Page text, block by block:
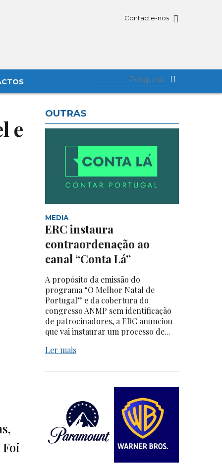
Contacte-nos
e
OUTRAS
MEDIA
ERC instaura
contraordenação ao
canal “Conta Lá”
A propósito da emissão do
programa “O Melhor Natal de
Portugal” e da cobertura do
congresso ANMP sem identificação
de patrocinadores, a ERC anunciou
que vai instaurar um processo de...
Ler mais